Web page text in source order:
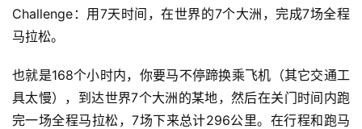
Challenge：用7天时间，在世界的7个大洲，完成7场全程
马拉松。
也就是168个小时内，你要马不停蹄换乘飞机（其它交通工
具太慢），到达世界7个大洲的某地，然后在关门时间内跑
完一场全程马拉松，7场下来总计296公里。在行程和跑马